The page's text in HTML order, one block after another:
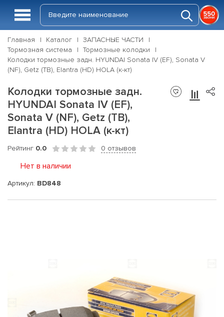
Главная Каталог
ЗАПАСНЫЕ ЧАСТИ
Тормозная система
Тормозные колодки
Колодки тормозные задн. HYUNDAI Sonata IV (EF), Sonata V
(NF), Getz (TB), Elantra (HD) HOLA (к-кт)
Колодки тормозные задн.
HYUNDAI Sonata IV (EF),
Sonata V (NF), Getz (TB),
Elantra (HD) HOLA (к-кт)
Рейтинг 0.0 0 отзывов
Нет в наличии
Артикул: BD848